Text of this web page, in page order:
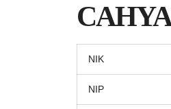
NIK
NIP